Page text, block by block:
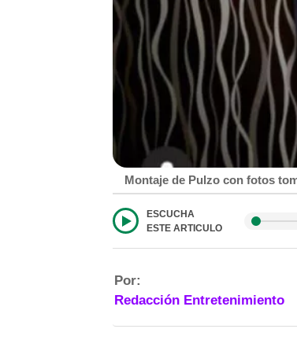
Montaje de Pulzo con fotos
ESCUCHA
ESTE ARTICULO
Por:
Redacción Entretenimiento